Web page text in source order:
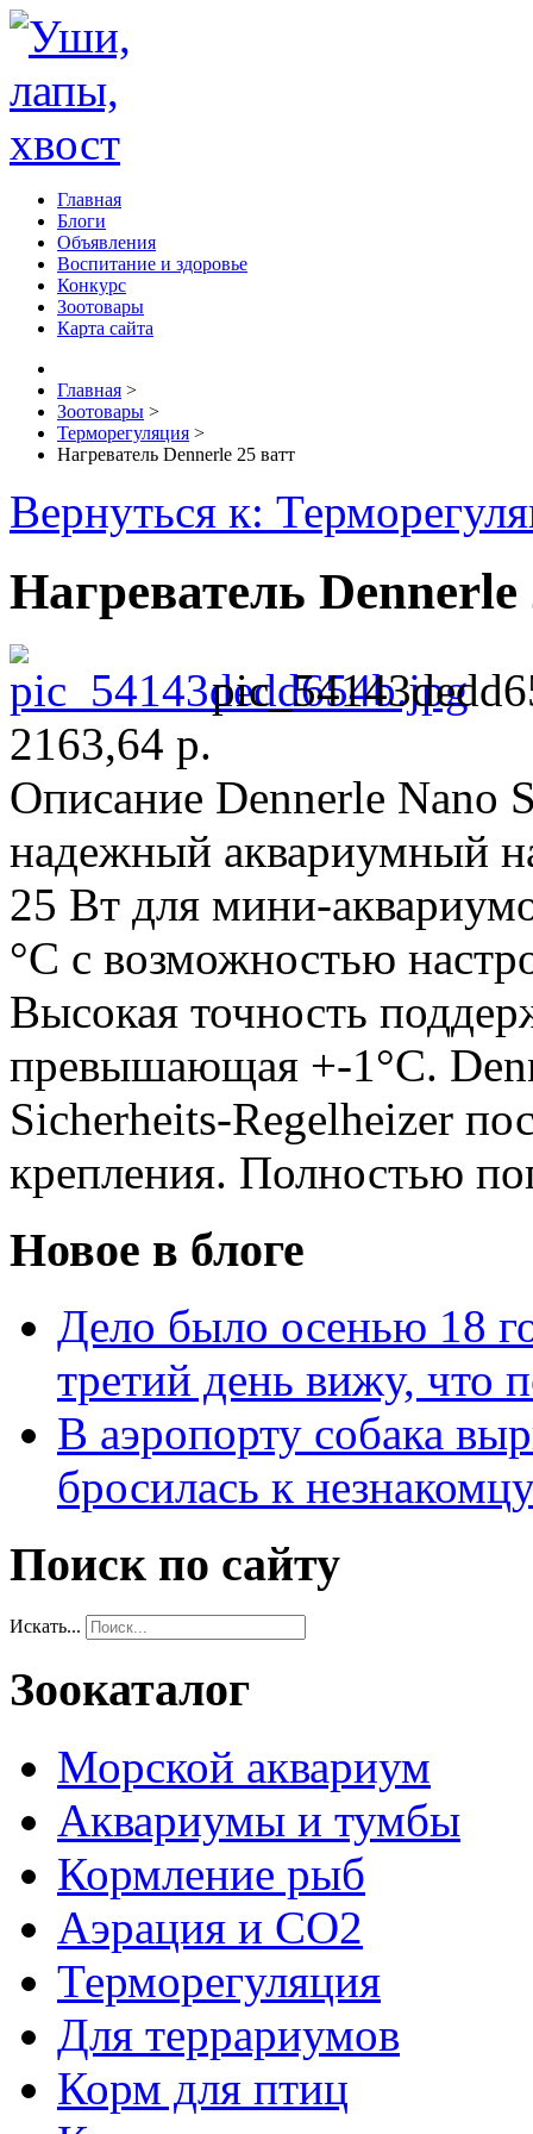
Главная
Блоги
Объявления
Воспитание и здоровье
Конкурс
Зоотовары
Карта сайта
Главная >
Зоотовары >
Терморегуляция >
Нагреватель Dennerle 25 ватт
Вернуться к:
Нагреватель Dennerle
2163,64 р.
Описание Dennerle Nano
надежный аквариумный
25 Вт для мини-
°С с возможностью
Высокая точность
превышающая +-1°С.
Sicherheits-Regelheizer
крепления. Полностью
Новое в блоге
Дело было осенью 18
третий день вижу, что
В аэропорту собака
бросилась к
Поиск по сайту
Искать...
Зоокаталог
Морской аквариум
Аквариумы и тумбы
Кормление рыб
Аэрация и СО2
Терморегуляция
Для террариумов
Корм для птиц